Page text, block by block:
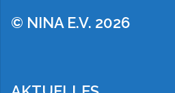
© NINA E.V. 2026